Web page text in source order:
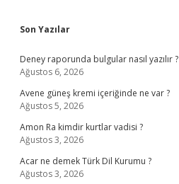
Sidebar
Son Yazılar
Deney raporunda bulgular nasıl yazılır ?
Ağustos 6, 2026
Avene güneş kremi içeriğinde ne var ?
Ağustos 5, 2026
Amon Ra kimdir kurtlar vadisi ?
Ağustos 3, 2026
Acar ne demek Türk Dil Kurumu ?
Ağustos 3, 2026